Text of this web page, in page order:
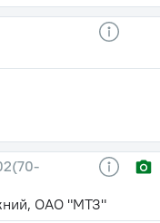
ОАО "МТЗ"